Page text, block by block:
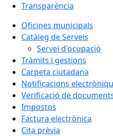
Transparència
Oficines municipals
Catàleg de Serveis
Servei d'ocupació
Tràmits i gestions
Carpeta ciutadana
Notificacions
Verificació de
Impostos
Factura electrònica
Cita prèvia